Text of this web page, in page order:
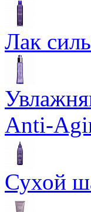
Лак
Anti-
Сухой